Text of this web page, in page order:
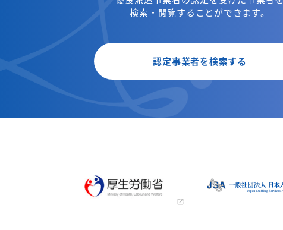
検索・閲覧することができます。
認定事業者を検索する